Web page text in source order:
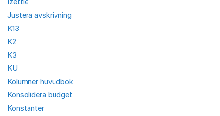
Izettle
Justera avskrivning
K13
K2
K3
KU
Kolumner huvudbok
Konsolidera budget
Konstanter